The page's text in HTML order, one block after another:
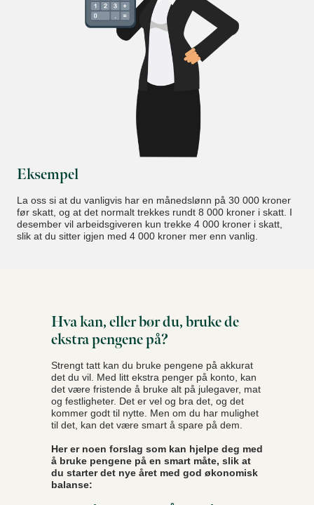
Eksempel
La oss si at du vanligvis har en månedslønn på 30 000 kroner
før skatt, og at det normalt trekkes rundt 8 000 kroner i skatt. I
desember vil arbeidsgiveren kun trekke 4 000 kroner i skatt,
slik at du sitter igjen med 4 000 kroner mer enn vanlig.
Hva kan, eller bør du, bruke de
ekstra pengene på?
Strengt tatt kan du bruke pengene på akkurat
det du vil. Med litt ekstra penger på konto, kan
det være fristende å bruke alt på julegaver, mat
og festligheter. Det er vel og bra det, og det
kommer godt til nytte. Men om du har mulighet
til det, kan det være smart å spare på dem.
Her er noen forslag som kan hjelpe deg med
å bruke pengene på en smart måte, slik at
du starter det nye året med god økonomisk
balanse: